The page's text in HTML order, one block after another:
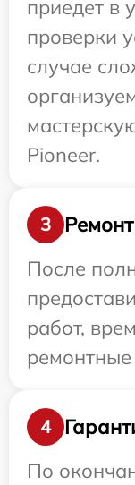
приедет в
проверки
случае
Pioneer.
3
После
работ,
4
По